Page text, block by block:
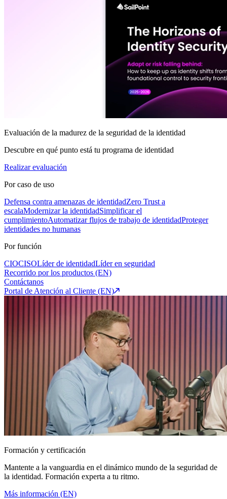
Evaluación de la madurez de la seguridad de la identidad
Descubre en qué punto está tu programa de identidad
Realizar evaluación
Por caso de uso
Defensa contra amenazas de identidadZero Trust a
escalaModernizar la identidadSimplificar el
cumplimientoAutomatizar flujos de trabajo de identidadProteger
identidades no humanas
Por función
CIOCISOLíder de identidadLíder en seguridad
Recorrido por los productos (EN)
Contáctanos
Portal de Atención al Cliente (EN)
Formación y certificación
Mantente a la vanguardia en el dinámico mundo de la seguridad de
la identidad. Formación experta a tu ritmo.
Más información (EN)